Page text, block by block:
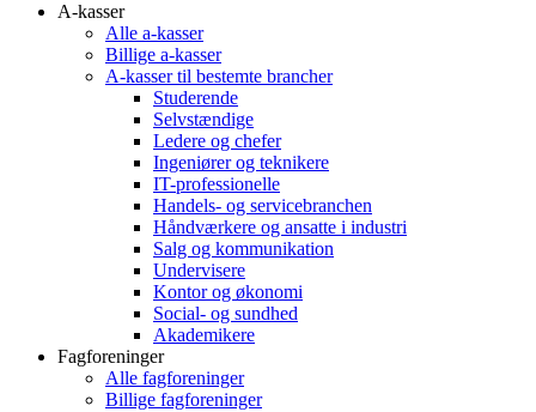
A-kasser
Alle a-kasser
Billige a-kasser
A-kasser til bestemte brancher
Studerende
Selvstændige
Ledere og chefer
Ingeniører og teknikere
IT-professionelle
Handels- og servicebranchen
Håndværkere og ansatte i industri
Salg og kommunikation
Undervisere
Kontor og økonomi
Social- og sundhed
Akademikere
Fagforeninger
Alle fagforeninger
Billige fagforeninger